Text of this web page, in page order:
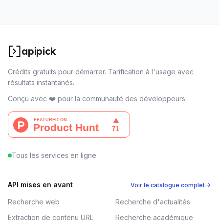
apipick
Crédits gratuits pour démarrer. Tarification à l'usage avec
résultats instantanés.
Conçu avec ❤️ pour la communauté des développeurs
Tous les services en ligne
API mises en avant Voir le catalogue complet →
Recherche web
Recherche d'actualités
Extraction de contenu URL
Recherche académique